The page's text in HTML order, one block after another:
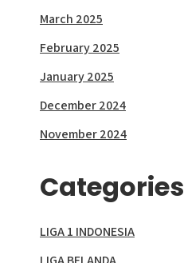
March 2025
February 2025
January 2025
December 2024
November 2024
Categories
LIGA 1 INDONESIA